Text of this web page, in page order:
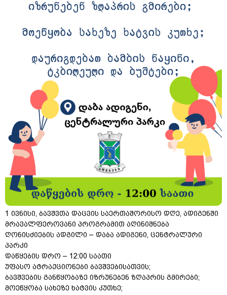
1 ივნისი, ბავშვთა დაცვის საერთაშორისო დღე, ადიგენში
მრავალფეროვანი პროგრამით აღინიშნება
ღონისძიების ადგილი – დაბა ადიგენი, ცენტრალური
პარკი
დაწყების დრო – 12:00 საათი
უფასო ატრაქციონები ბავშვებისათვის;
ბავშვების განწყობაზე იზრუნებენ ზღაპრის გმირები;
მოეწყობა სახეზე ხატვის კუთხე;